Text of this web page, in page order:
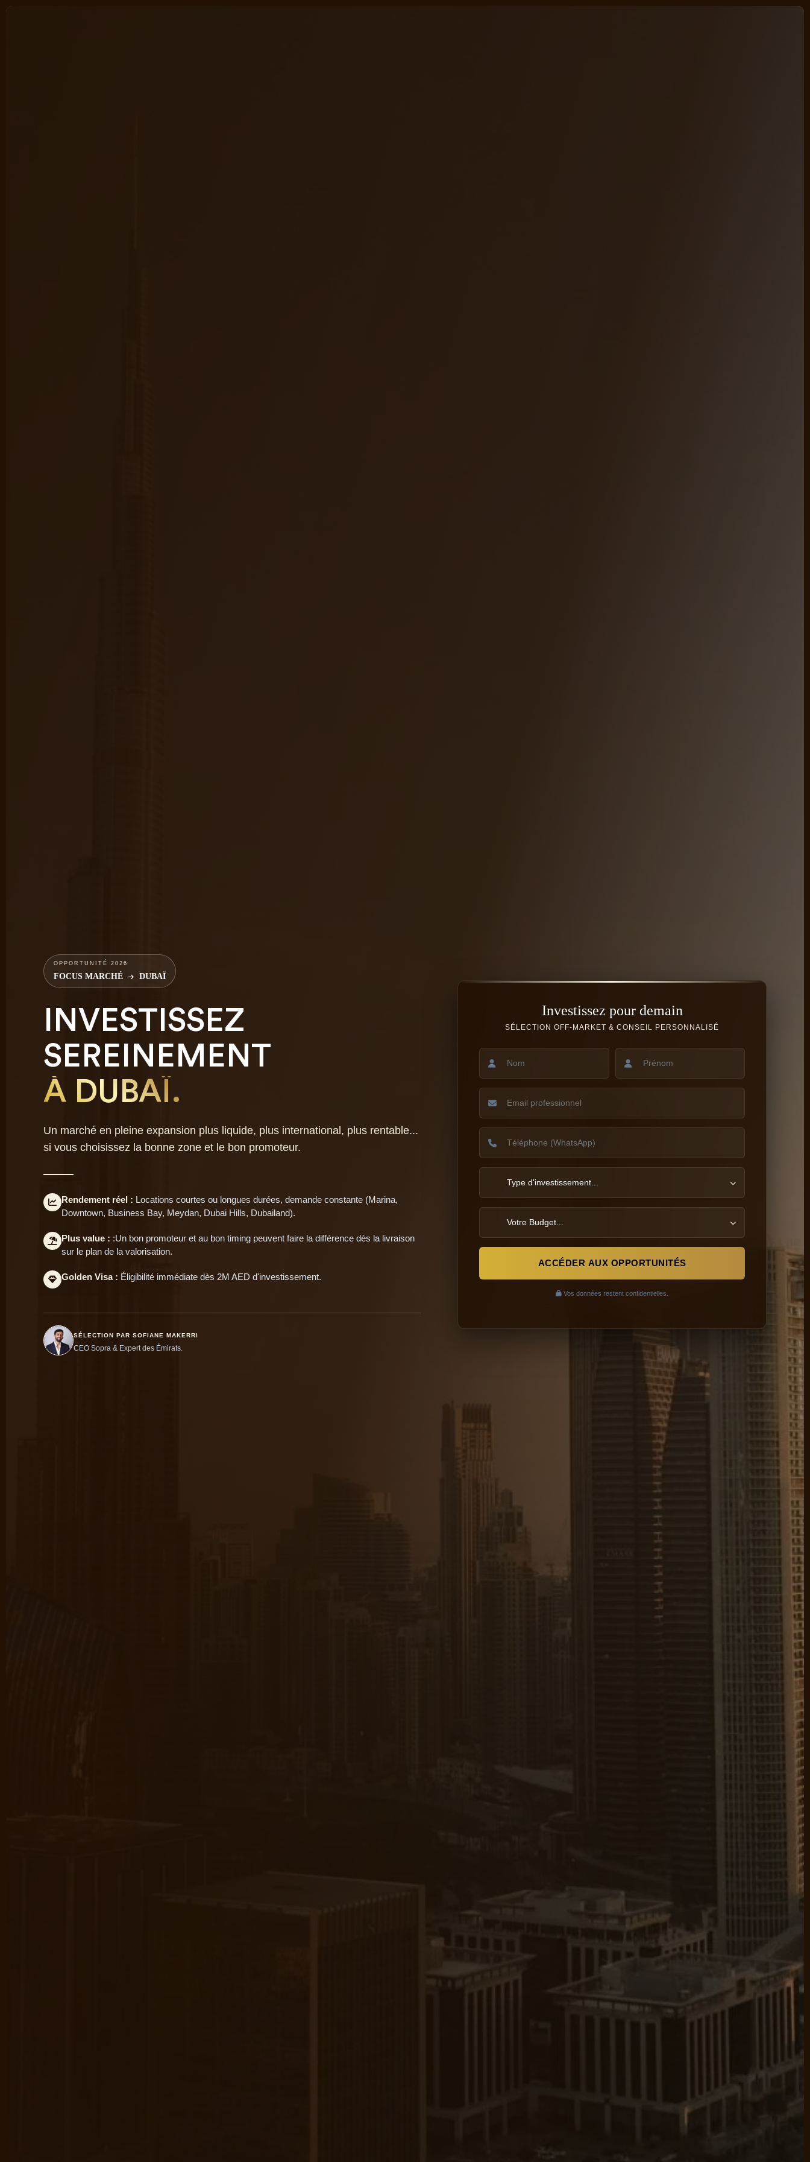
OPPORTUNITÉ 2026
FOCUS MARCHÉ DUBAÏ
INVESTISSEZ
SEREINEMENT
À DUBAÏ.
Un marché en pleine expansion plus liquide, plus international, plus rentable...
si vous choisissez la bonne zone et le bon promoteur.
Rendement réel : Locations courtes ou longues durées, demande constante (Marina,
Downtown, Business Bay, Meydan, Dubai Hills, Dubailand).
Plus value : :Un bon promoteur et au bon timing peuvent faire la différence dès la livraison
sur le plan de la valorisation.
Golden Visa : Éligibilité immédiate dès 2M AED d'investissement.
SÉLECTION PAR SOFIANE MAKERRI
CEO Sopra & Expert des Émirats.
Investissez pour demain
SÉLECTION OFF-MARKET & CONSEIL PERSONNALISÉ
ACCÉDER AUX OPPORTUNITÉS
Vos données restent confidentielles.